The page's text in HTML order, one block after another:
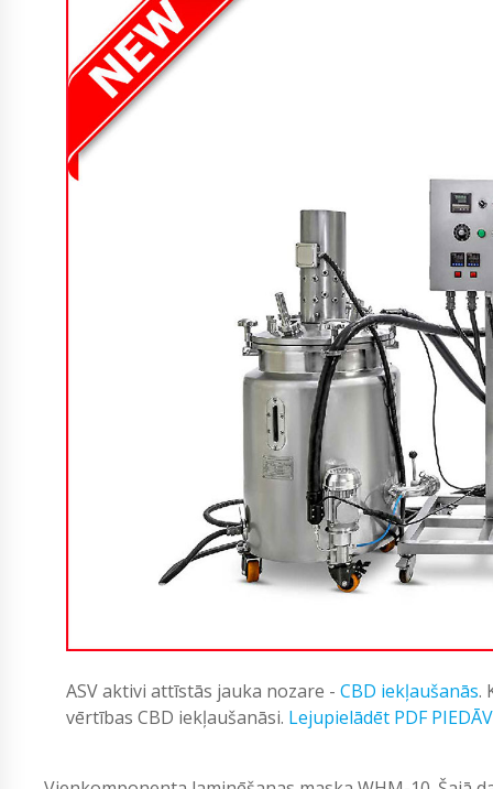
ASV aktivi attīstās jauka nozare - CBD iekļaušanās.
vērtības CBD iekļaušanāsi. Lejupielādēt PDF